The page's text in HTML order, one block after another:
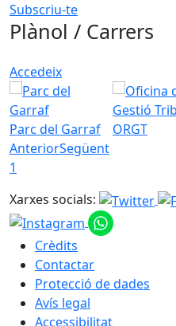
Subscriu-te
Plànol / Carrers
Accedeix
Parc del Garraf ORGT
AnteriorSegüent
1
Xarxes socials:
Crèdits
Contactar
Protecció de dades
Avís legal
Accessibilitat